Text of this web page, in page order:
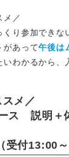
メ／
くり参加できな
があって午後は
わかるから、
メ／
ス 説明＋
付13:00～